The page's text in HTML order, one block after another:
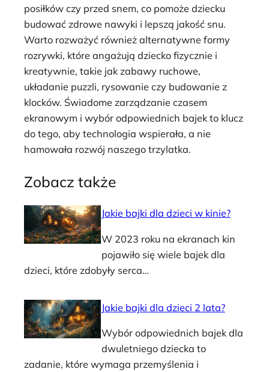
posiłków czy przed snem, co pomoże dziecku
budować zdrowe nawyki i lepszą jakość snu.
Warto rozważyć również alternatywne formy
rozrywki, które angażują dziecko fizycznie i
kreatywnie, takie jak zabawy ruchowe,
układanie puzzli, rysowanie czy budowanie z
klocków. Świadome zarządzanie czasem
ekranowym i wybór odpowiednich bajek to klucz
do tego, aby technologia wspierała, a nie
hamowała rozwój naszego trzylatka.
Zobacz także
Jakie bajki dla dzieci w kinie?
W 2023 roku na ekranach kin
pojawiło się wiele bajek dla
dzieci, które zdobyły serca…
Jakie bajki dla dzieci 2 lata?
Wybór odpowiednich bajek dla
dwuletniego dziecka to
zadanie, które wymaga przemyślenia i